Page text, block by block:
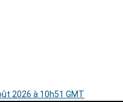
2026 à 10h51 GMT